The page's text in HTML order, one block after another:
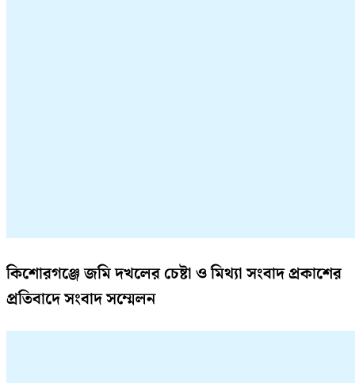
কিশোরগঞ্জে জমি দখলের চেষ্টা ও মিথ্যা সংবাদ প্রকাশের
প্রতিবাদে সংবাদ সম্মেলন